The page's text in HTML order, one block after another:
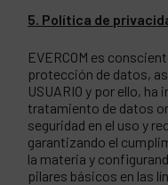
5. Política de
EVERCOM es
protección de datos,
USUARIO y por ello,
tratamiento de datos
seguridad en el uso y
garantizando el
la materia y
pilares básicos en las